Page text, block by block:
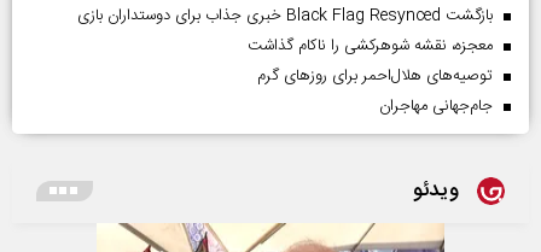
بازگشت Black Flag Resynced خبری جذاب برای دوستداران بازی
معجزه، نقشه شوهرکشی را ناکام گذاشت
توصیه‌های هلال‌احمر برای روز‌های گرم
جام‌جهانی مهاجران
ویدئو